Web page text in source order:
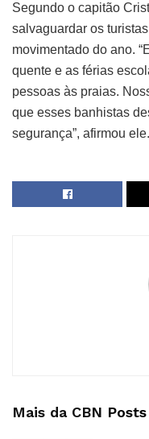
Segundo o capitão
salvaguardar os
movimentado do ano.
quente e as férias
pessoas às praias.
que esses banhistas
segurança”, afirmou ele.
Mais da CBN Posts